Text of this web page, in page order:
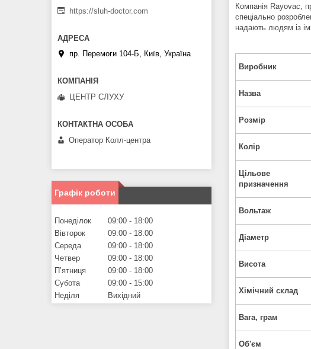
Компанія Rayovac,
спеціально
надають людям із
Виробник
Назва
Розмір
Колір
Цільове
призначення
Вольтаж
Діаметр
Висота
Хімічний склад
Вага, грам
Об'єм
https://sluh-doctor.com
пр. Перемоги 104-Б, Київ, Україна
ЦЕНТР СЛУХУ
Оператор Колл-центра
Графік роботи
Понеділок 09:00
18:00
Вівторок
09:00
18:00
Середа
09:00
18:00
Четвер
09:00
18:00
Пʼятниця
09:00
18:00
Субота
09:00
15:00
Неділя
Вихідний